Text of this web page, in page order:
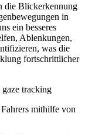
die Blickerkennung
in
ein besseres
Ablenkungen,
was die
fortschrittlicher
mithilfe von